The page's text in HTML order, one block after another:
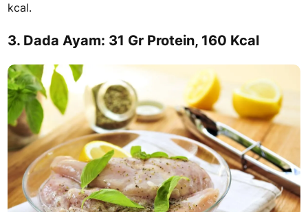
kcal.
3. Dada Ayam: 31 Gr Protein, 160 Kcal